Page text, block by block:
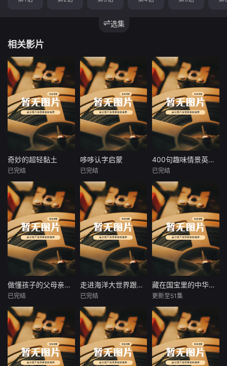
选集
相关影片
奇妙的超轻黏土
软软糯糯的超轻黏
土，藏着小朋友无
限的小幻想！《奇
妙的超轻黏土》创
意手工课，把海
洋、太空、童话、
名画、美食、小动
物全部捏进掌心。
从可爱毛毛虫到浪
漫小王子，从梵高
向日葵到欢乐马戏
万象。孩子亲手调
配色彩、塑造立体
造型，在玩耍中锻
炼小手灵活度，认
识情绪、感知艺
奇妙的超轻黏土
已完结
哆哆认字启蒙
课程视频内容源于
儿童生活经验，打
破了儿童汉字启蒙
的心理戒备。随着
儿童生活经验的积
累和年龄的增长，
不断扩大认字量，
不断提升随文阅读
的深度，努力与儿
童的认知、情感、
态度和行为达到共
哆哆认字启蒙
已完结
400句趣味情景英语对话
专为英语学习者打
造的课程，课程以
精彩视频的形式呈
现，生动且实用。
包含400句贴近生
活的英语情景对
话，覆盖购物、社
交、旅游等多元场
景，让学习者置身
真实语境，迅速提
升口语表达能力。
生活常用单词，自
然融入，便于理解
记忆，有效扩充词
汇量，是英语作文
素材积累的宝库，
400句趣味情景英语对话
已完结
做懂孩子的父母亲子相处实战课
课程深挖日常育儿
痛点，涵盖情绪管
理、平等沟通、共
情陪伴、矛盾化
解、正向引导五大
做懂孩子的父母亲子相处实战课
已完结
走进海洋大世界跟着浪花学知识
带领孩子们探索神
秘又奇妙的海洋世
界，让我们一同认
识形形色色的海洋
生物，了解它们的
走进海洋大世界跟着浪花学知识
已完结
藏在国宝里的中华故事
揭秘34个省份顶尖
博物馆的52件国家
宝藏，串联20个历
史时期，讲述国宝
背后的中国故事。
藏在国宝里的中华故事
更新至51集